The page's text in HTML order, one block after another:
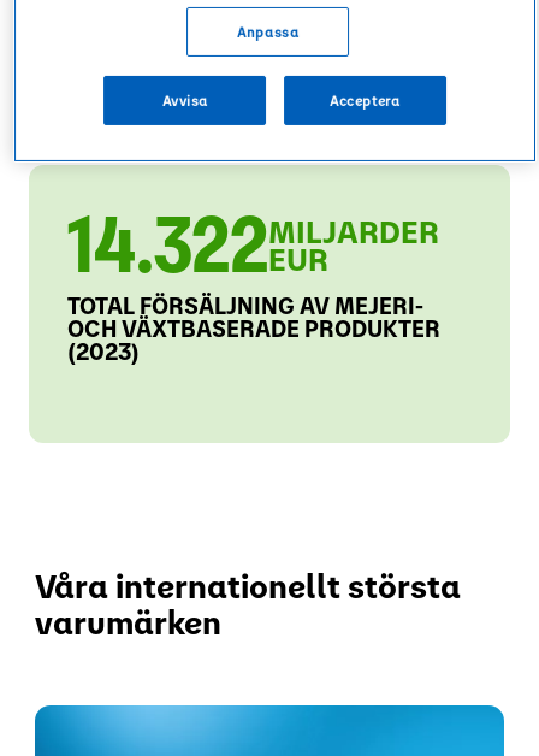
VÄRLDSLEDANDE INOM
VÄXTBASERAD MAT OCH DRYCK
14.322MILJARDER
EUR
TOTAL FÖRSÄLJNING AV MEJERI-
OCH VÄXTBASERADE PRODUKTER
(2023)
Våra internationellt största
varumärken
Anpassa
Avvisa Acceptera